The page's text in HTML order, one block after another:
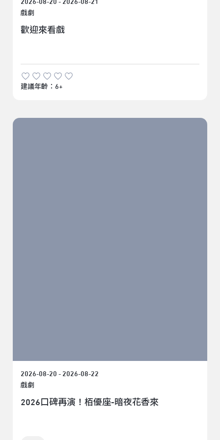
2026-08-20 - 2026-08-21
戲劇
歡迎來看戲
建議年齡：6+
2026-08-20 - 2026-08-22
戲劇
2026口碑再演！栢優座-暗夜花香來